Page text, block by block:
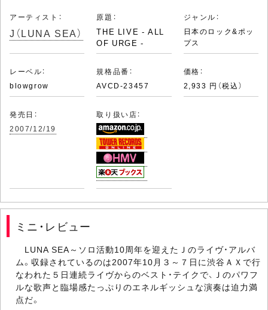
アーティスト：
J（LUNA SEA）
原題：
THE LIVE - ALL
OF URGE -
ジャンル：
日本のロック&ポッ
プス
レーベル：
blowgrow
規格品番：
AVCD-23457
価格：
2,933 円（税込）
発売日：
2007/12/19
取り扱い店：
ミニ・レビュー
LUNA SEA～ソロ活動10周年を迎えたＪのライヴ・アルバ
ム。収録されているのは2007年10月３～７日に渋谷ＡＸで行
なわれた５日連続ライヴからのベスト・テイクで、Ｊのパワフ
ルな歌声と臨場感たっぷりのエネルギッシュな演奏は迫力満
点だ。